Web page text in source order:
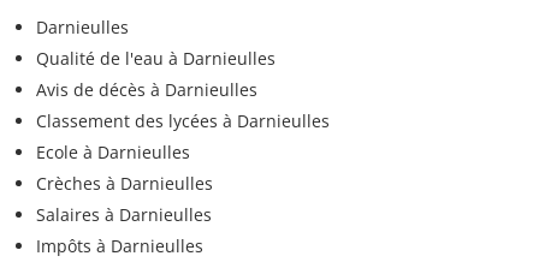
Darnieulles
Qualité de l'eau à Darnieulles
Avis de décès à Darnieulles
Classement des lycées à Darnieulles
Ecole à Darnieulles
Crèches à Darnieulles
Salaires à Darnieulles
Impôts à Darnieulles